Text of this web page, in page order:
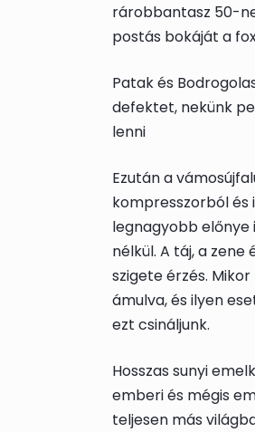
rárobbantasz 50-
postás bokáját a
Patak és
defektet, nekünk
lenni
Ezután a
kompresszorból és
legnagyobb előnye
nélkül. A táj, a
szigete érzés.
ámulva, és ilyen
ezt csináljunk.
Hosszas sunyi
emberi és mégis
teljesen más